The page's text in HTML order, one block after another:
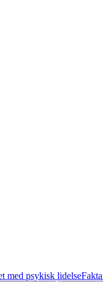
med psykisk lidelse